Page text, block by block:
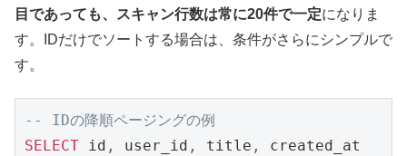
目であっても、スキャン行数は常に20件で一定になりま
す。IDだけでソートする場合は、条件がさらにシンプルで
す。
-- IDの降順ページングの例
SELECT id , user_id , title ,